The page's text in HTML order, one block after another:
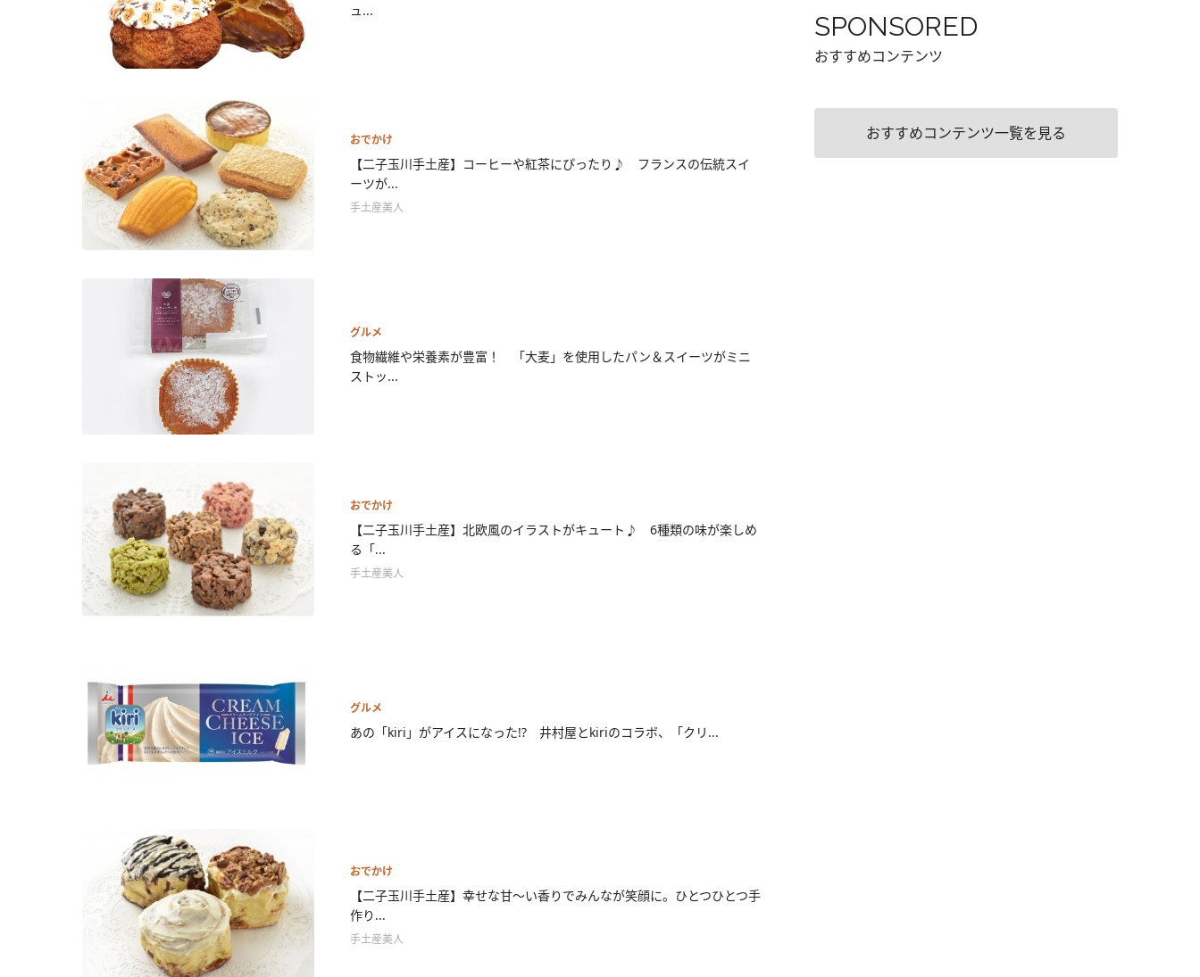
ュ...
おでかけ
【二子玉川手土産】コーヒーや紅茶にぴったり♪ フランスの伝統スイ
ーツが...
手土産美人
グルメ
食物繊維や栄養素が豊富！ 「大麦」を使用したパン＆スイーツがミニ
ストッ...
おでかけ
【二子玉川手土産】北欧風のイラストがキュート♪ 6種類の味が楽しめ
る「...
手土産美人
グルメ
あの「kiri」がアイスになった!? 井村屋とkiriのコラボ、「クリ...
おでかけ
【二子玉川手土産】幸せな甘～い香りでみんなが笑顔に。ひとつひとつ手
作り...
手土産美人
SPONSORED
おすすめコンテンツ
おすすめコンテンツ一覧を見る